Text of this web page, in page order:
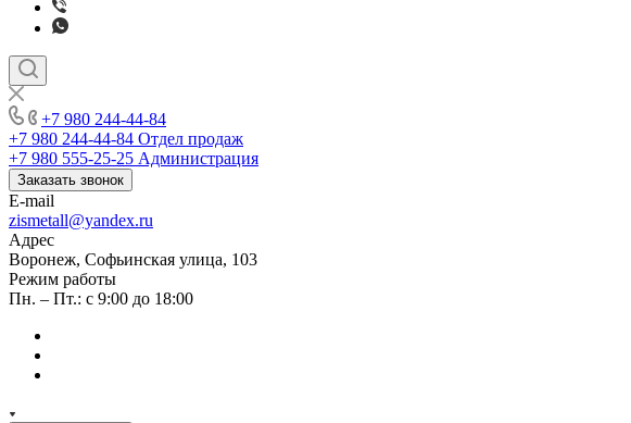
+7 980 244-44-84
+7 980 244-44-84 Отдел продаж
+7 980 555-25-25 Администрация
Заказать звонок
E-mail
zismetall@yandex.ru
Адрес
Воронеж, Софьинская улица, 103
Режим работы
Пн. – Пт.: с 9:00 до 18:00